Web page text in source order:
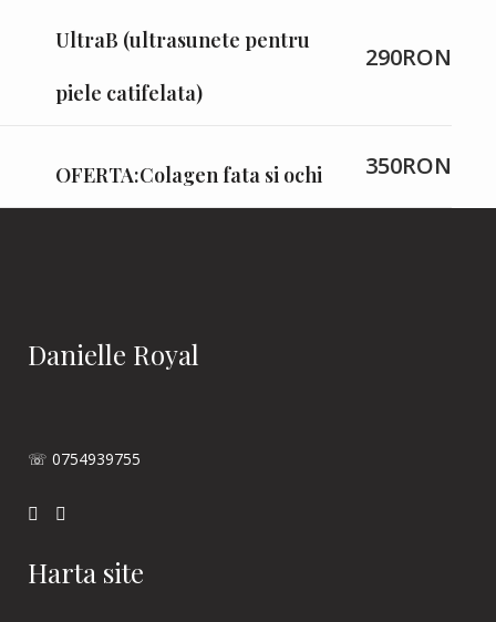
UltraB (ultrasunete pentru
piele catifelata)
290RON
OFERTA:Colagen fata si ochi 350RON
Danielle Royal
☏ 0754939755
Harta site